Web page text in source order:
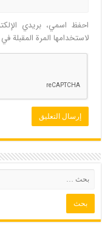
احفظ اسمي، بريدي
لاستخدامها المرة المقبلة